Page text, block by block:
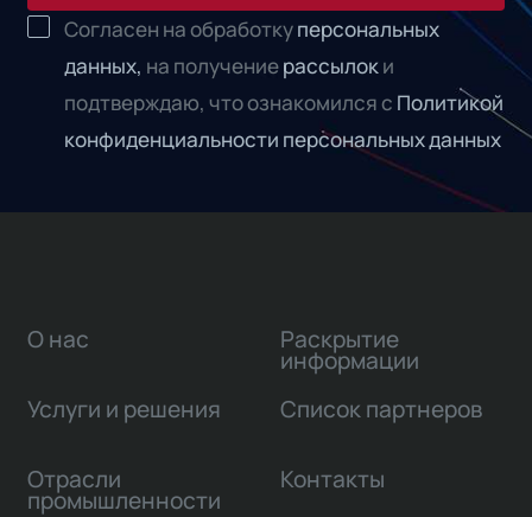
Согласен на обработкуперсональных
данных, на получениерассылок и
подтверждаю, что ознакомился с Политикой
конфиденциальности персональных данных
О нас
Услуги и решения
Отрасли
промышленности
Раскрытие
информации
Список партнеров
Контакты